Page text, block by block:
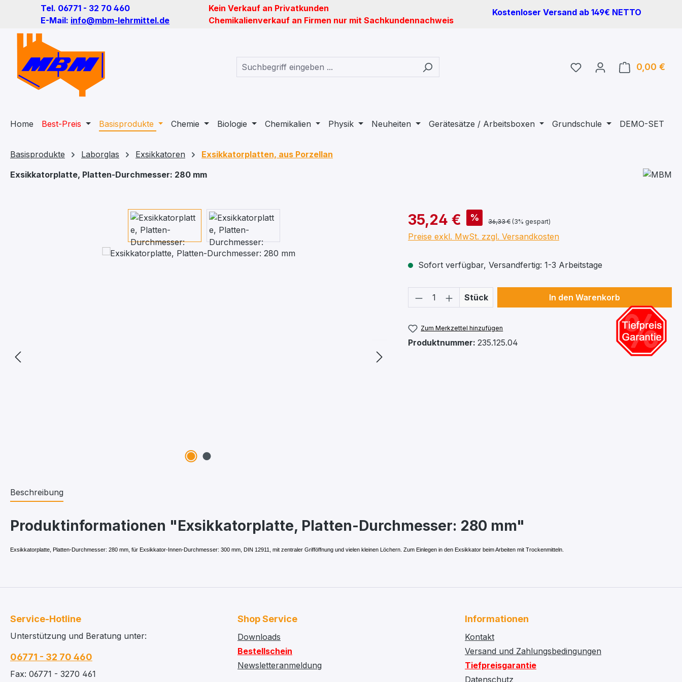
Hauptinhalt springen
Zur Suche springen
Zur Hauptnavigation springen
Tel. 06771 - 32 70 460
E-Mail: info@mbm-lehrmittel.de
Kein Verkauf an Privatkunden
Chemikalienverkauf an Firmen nur mit Sachkundennachweis
Kostenloser Versand ab 149€ NETTO
Du hast 0 Produkte auf
0,00 €
Home Best-Preis Basisprodukte Chemie Biologie Chemikalien Physik Neuheiten Gerätesätze / Arbeitsboxen Grundschule DEMO-SET
Basisprodukte Laborglas Exsikkatoren
Exsikkatorplatten, aus Porzellan
Exsikkatorplatte, Platten-Durchmesser: 280 mm
35,24 € % 36,33 € (3% gespart)
Preise exkl. MwSt. zzgl. Versandkosten
Sofort verfügbar, Versandfertig: 1-3 Arbeitstage
Produkt Anzahl: Gib den gewünschten Wert
Stück In den Warenkorb
Zum Merkzettel hinzufügen
Produktnummer: 235.125.04
Beschreibung
Produktinformationen "Exsikkatorplatte, Platten-Durchmesser: 280 mm"
Exsikkatorplatte, Platten-Durchmesser: 280 mm, für Exsikkator-Innen-Durchmesser: 300 mm, DIN 12911, mit zentraler Grifföffnung und vielen kleinen Löchern. Zum Einlegen in den Exsikkator beim Arbeiten mit Trockenmitteln.
Service-Hotline
Unterstützung und Beratung unter:
06771 - 32 70 460
Fax: 06771 - 3270 461
Shop Service
Downloads
Bestellschein
Newsletteranmeldung
Informationen
Kontakt
Versand und Zahlungsbedingungen
Tiefpreisgarantie
Datenschutz